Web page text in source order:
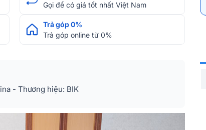
Gọi để có giá tốt nhất Việt Nam
Trả góp 0%
Trả góp online từ 0%
- Thương hiệu: BIK